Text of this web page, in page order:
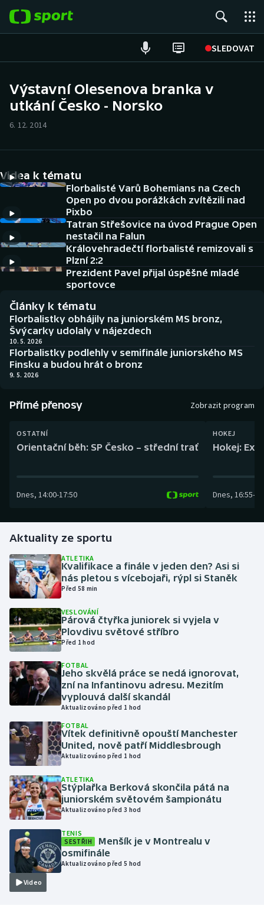
SLEDOVAT
Hokej
Cyklistika
DALŠÍ SPORTY
Americký fotbal
Baseball a softbal
Basketbal
Biatlon
Boby a skeleton
Dostihy
Futsal
Gymnastika
Házená
Jezdectví
Judo
Krasobruslení
Lezení
Lyže a snowboard
Moderní pětiboj
Motorsport
Olympijské hry
Parasport
Plavání
NEPŘEHLÉDNĚTE
Soutěže
Historické návraty
Aplikace ČT sport
AZ kvíz
Výstavní Olesenova branka v
utkání Česko - Norsko
6. 12. 2014
Videa k tématu
Florbalisté Varů Bohemians na Czech
Open po dvou porážkách zvítězili nad
Pixbo
Tatran Střešovice na úvod Prague Open
nestačil na Falun
Královehradečtí florbalisté remizovali s
Plzní 2:2
Prezident Pavel přijal úspěšné mladé
sportovce
Články k tématu
Florbalistky obhájily na juniorském MS bronz,
Švýcarky udolaly v nájezdech
10. 5. 2026
Florbalistky podlehly v semifinále juniorského MS
Finsku a budou hrát o bronz
9. 5. 2026
Přímé přenosy Zobrazit program
OSTATNÍ
Orientační běh: SP Česko – střední trať
Dnes, 14:00-17:50
HOKEJ
Hokej:
Dnes, 16:55-
Aktuality ze sportu
ATLETIKA
Kvalifikace a finále v jeden den? Asi si
nás pletou s vícebojaři, rýpl si Staněk
Před 58 min
VESLOVÁNÍ
Párová čtyřka juniorek si vyjela v
Plovdivu světové stříbro
Před 1 hod
FOTBAL
Jeho skvělá práce se nedá ignorovat,
zní na Infantinovu adresu. Mezitím
vyplouvá další skandál
Aktualizováno před 1 hod
FOTBAL
Vítek definitivně opouští Manchester
United, nově patří Middlesbrough
Aktualizováno před 1 hod
ATLETIKA
Stýplařka Berková skončila pátá na
juniorském světovém šampionátu
Aktualizováno před 3 hod
Video
TENIS
SESTŘIH
Menšík je v Montrealu v
osmifinále
Aktualizováno před 5 hod